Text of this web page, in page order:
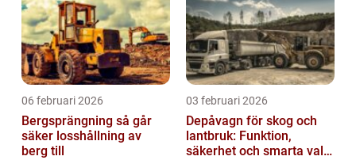
06 februari 2026
Bergsprängning så går
säker losshållning av
berg till
03 februari 2026
Depåvagn för skog och
lantbruk: Funktion,
säkerhet och smarta val